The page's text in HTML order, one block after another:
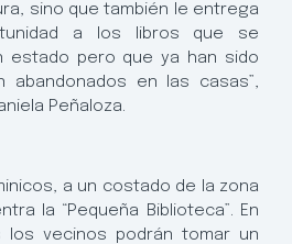
sino que también le entrega
a los libros que se
estado pero que ya han sido
abandonados en las casas”,
Peñaloza.
a un costado de la zona
la “Pequeña Biblioteca”. En
vecinos podrán tomar un